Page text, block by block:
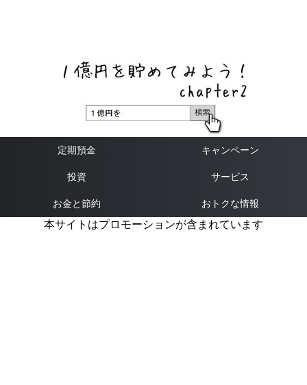
定期預金 キャンペーン
投資 サービス
お金と節約 おトクな情報
本サイトはプロモーションが含まれています